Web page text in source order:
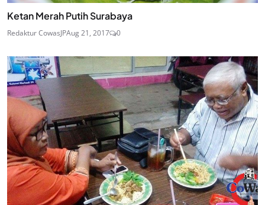
Ketan Merah Putih Surabaya
Redaktur CowasJPAug 21, 2017 0